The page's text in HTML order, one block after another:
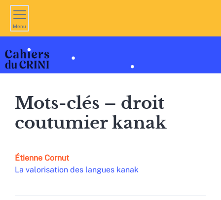
Menu
Mots-clés – droit
coutumier kanak
Étienne Cornut
La valorisation des langues kanak